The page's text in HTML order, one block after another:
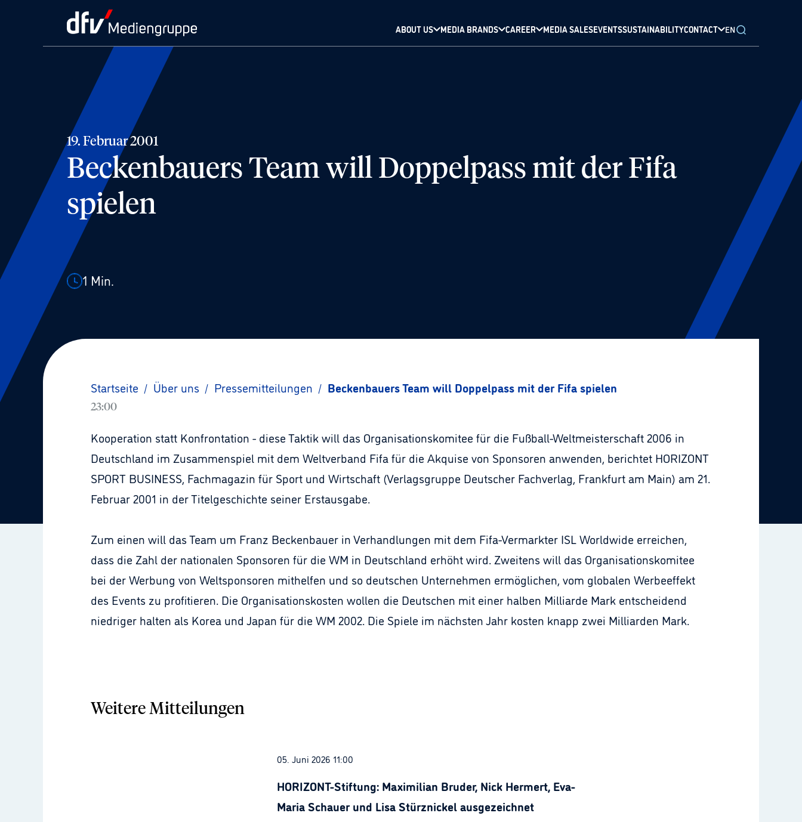
ABOUT US MEDIA BRANDS CAREER MEDIA SALESEVENTSSUSTAINABILITYCONTACT EN
19. Februar 2001
Beckenbauers Team will Doppelpass mit der Fifa
spielen
1 Min.
Startseite / Über uns / Pressemitteilungen / Beckenbauers Team will Doppelpass mit der Fifa spielen
23:00
Kooperation statt Konfrontation - diese Taktik will das Organisationskomitee für die Fußball-Weltmeisterschaft 2006 in
Deutschland im Zusammenspiel mit dem Weltverband Fifa für die Akquise von Sponsoren anwenden, berichtet HORIZONT
SPORT BUSINESS, Fachmagazin für Sport und Wirtschaft (Verlagsgruppe Deutscher Fachverlag, Frankfurt am Main) am 21.
Februar 2001 in der Titelgeschichte seiner Erstausgabe.
Zum einen will das Team um Franz Beckenbauer in Verhandlungen mit dem Fifa-Vermarkter ISL Worldwide erreichen,
dass die Zahl der nationalen Sponsoren für die WM in Deutschland erhöht wird. Zweitens will das Organisationskomitee
bei der Werbung von Weltsponsoren mithelfen und so deutschen Unternehmen ermöglichen, vom globalen Werbeeffekt
des Events zu profitieren. Die Organisationskosten wollen die Deutschen mit einer halben Milliarde Mark entscheidend
niedriger halten als Korea und Japan für die WM 2002. Die Spiele im nächsten Jahr kosten knapp zwei Milliarden Mark.
Weitere Mitteilungen
05. Juni 2026 11:00
HORIZONT-Stiftung: Maximilian Bruder, Nick Hermert, Eva-
Maria Schauer und Lisa Stürznickel ausgezeichnet